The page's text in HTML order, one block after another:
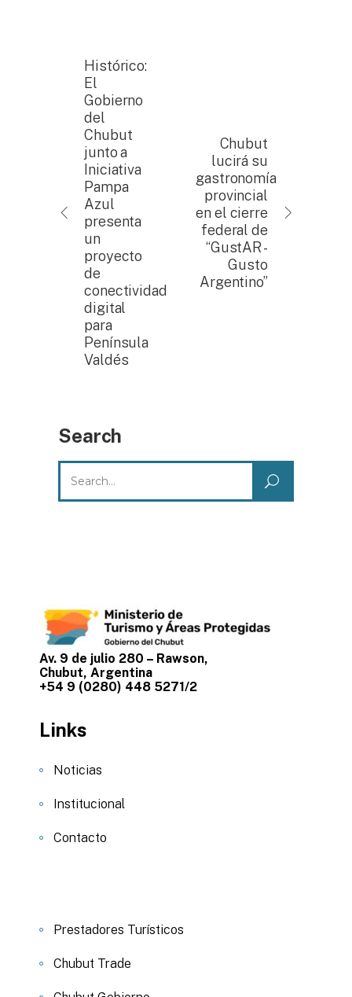
Histórico:
El
Gobierno
del
Chubut
junto a
Iniciativa
Pampa
Azul
presenta
un
proyecto
de
conectividad
digital
para
Península
Valdés
Chubut
lucirá su
gastronomía
provincial
en el cierre
federal de
“GustAR -
Gusto
Argentino”
Search
Search
for:
Av. 9 de julio 280 – Rawson,
Chubut, Argentina
+54 9 (0280) 448 5271/2
Links
Noticias
Institucional
Contacto
Prestadores Turísticos
Chubut Trade